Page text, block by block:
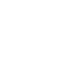
reaccionando
con la fuerza para